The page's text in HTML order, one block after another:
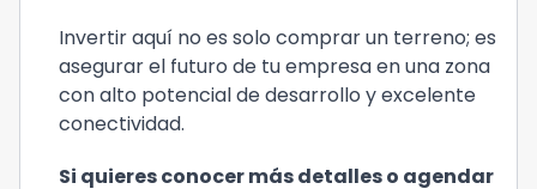
Invertir aquí no es solo comprar un terreno; es
asegurar el futuro de tu empresa en una zona
con alto potencial de desarrollo y excelente
conectividad.
Si quieres conocer más detalles o agendar